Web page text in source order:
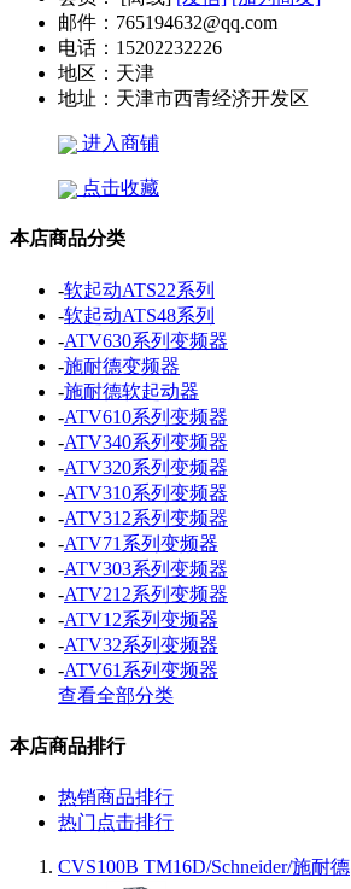
邮件： 765194632@qq.com
电话： 15202232226
地区： 天津
地址： 天津市西青经济开发区
进入商铺
点击收藏
本店商品分类
-软起动ATS22系列
-软起动ATS48系列
-ATV630系列变频器
-施耐德变频器
-施耐德软起动器
-ATV610系列变频器
-ATV340系列变频器
-ATV320系列变频器
-ATV310系列变频器
-ATV312系列变频器
-ATV71系列变频器
-ATV303系列变频器
-ATV212系列变频器
-ATV12系列变频器
-ATV32系列变频器
-ATV61系列变频器
查看全部分类
本店商品排行
热销商品排行
热门点击排行
CVS100B TM16D/Schneider/施耐德